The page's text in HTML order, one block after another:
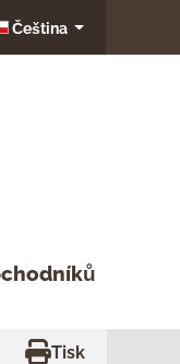
Čeština
Tisk